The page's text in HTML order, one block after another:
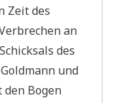
Zeit des
an
des
und
den Bogen